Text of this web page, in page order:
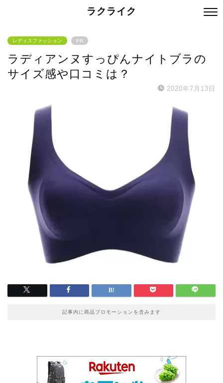
ラクライク
レディスファッション PR
ラディアンヌすっぴんナイトブラの
サイズ感や口コミは？
2020年7月13日
記事内に商品プロモーションを含みます